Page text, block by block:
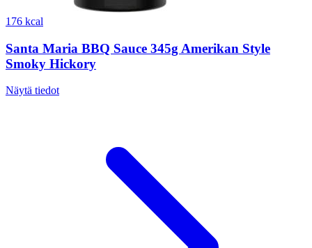
176 kcal
Santa Maria BBQ Sauce 345g Amerikan Style
Smoky Hickory
Näytä tiedot